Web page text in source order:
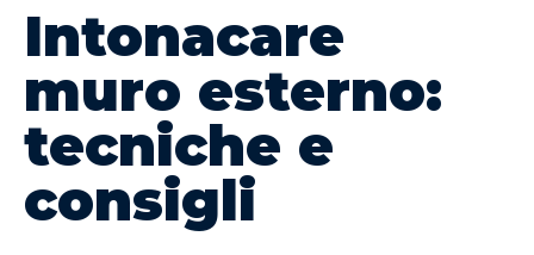
Intonacare
muro esterno:
tecniche e
consigli